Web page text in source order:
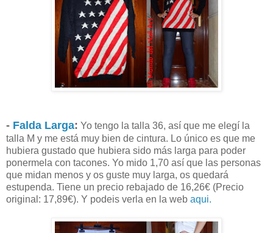
- Falda Larga: Yo tengo la talla 36, así que me elegí la
talla M y me está muy bien de cintura. Lo único es que me
hubiera gustado que hubiera sido más larga para poder
ponermela con tacones. Yo mido 1,70 así que las personas
que midan menos y os guste muy larga, os quedará
estupenda. Tiene un precio rebajado de 16,26€ (Precio
original: 17,89€). Y podeis verla en la web aqui.